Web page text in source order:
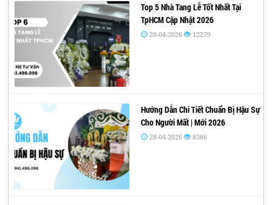
Top 5 Nhà Tang Lễ Tốt Nhất Tại
TpHCM Cập Nhật 2026
28-04-2026 12279
Hướng Dẫn Chi Tiết Chuẩn Bị Hậu Sự
Cho Người Mất | Mới 2026
28-04-2026 8386